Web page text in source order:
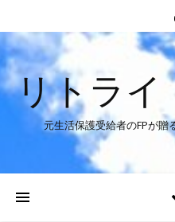
リトライ
元生活保護受給者のFPが贈